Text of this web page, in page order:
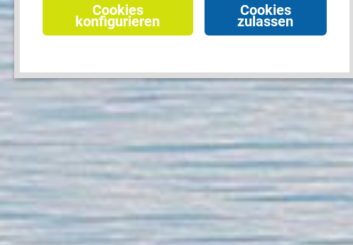
Cookies
konfigurieren
Cookies
zulassen